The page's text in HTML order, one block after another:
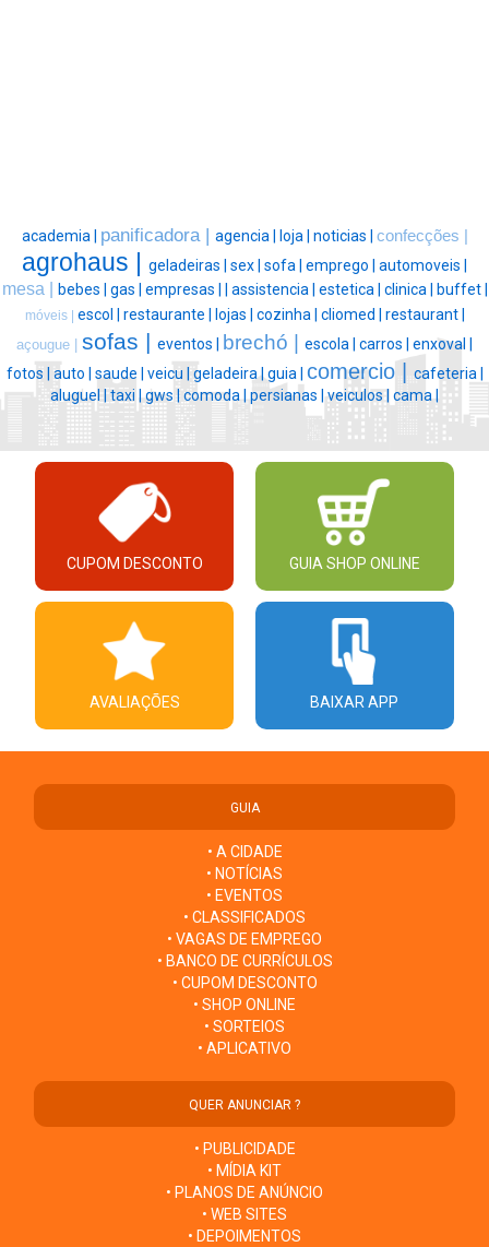
academia | panificadora | agencia | loja | noticias | confecções |
agrohaus | geladeiras | sex | sofa | emprego | automoveis |
mesa | bebes | gas | empresas | assistencia | estetica | clinica | buffet |
móveis | escol | restaurante | lojas | cozinha | cliomed | restaurant |
açougue | sofas | eventos | brechó | escola | carros | enxoval |
fotos | auto | saude | veicu |geladeira | guia | comercio |
cafeteria |
aluguel | taxi |gws | comoda |persianas |veiculos | cama |
CUPOM DESCONTO GUIA SHOP ONLINE
AVALIAÇÕES BAIXAR APP
GUIA
• A CIDADE
• NOTÍCIAS
• EVENTOS
• CLASSIFICADOS
• VAGAS DE EMPREGO
• BANCO DE CURRÍCULOS
• CUPOM DESCONTO
• SHOP ONLINE
• SORTEIOS
• APLICATIVO
QUER ANUNCIAR ?
• PUBLICIDADE
• MÍDIA KIT
• PLANOS DE ANÚNCIO
• WEB SITES
• DEPOIMENTOS